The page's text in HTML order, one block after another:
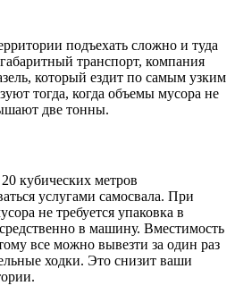
подъехать сложно и туда
транспорт, компания
который ездит по самым узким
тогда, когда объемы мусора не
две тонны.
кубических метров
услугами самосвала. При
не требуется упаковка в
в машину. Вместимость
все можно вывезти за один раз
ходки. Это снизит ваши